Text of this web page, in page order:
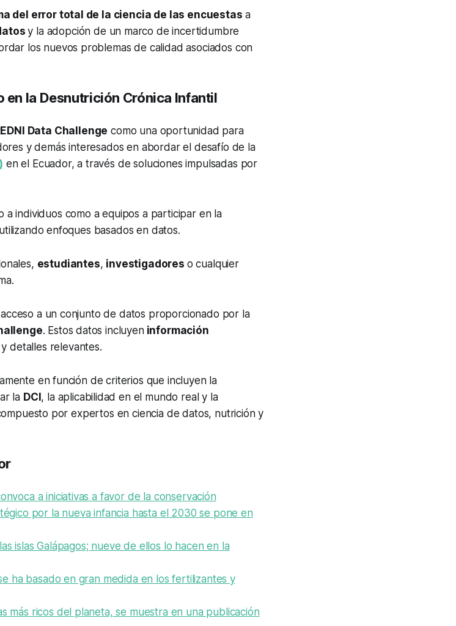
del error total de la ciencia de las encuestas a
y la adopción de un marco de incertidumbre
los nuevos problemas de calidad asociados con
en la Desnutrición Crónica Infantil
Data Challenge como una oportunidad para
y demás interesados en abordar el desafío de la
en el Ecuador, a través de soluciones impulsadas por
a individuos como a equipos a participar en la
enfoques basados en datos.
estudiantes, investigadores o cualquier
a un conjunto de datos proporcionado por la
. Estos datos incluyeninformación
y detalles relevantes.
en función de criterios que incluyen la
la DCI, la aplicabilidad en el mundo real y la
por expertos en ciencia de datos, nutrición y
a iniciativas a favor de la conservación
por la nueva infancia hasta el 2030 se pone en
islas Galápagos; nueve de ellos lo hacen en la
ha basado en gran medida en los fertilizantes y
más ricos del planeta, se muestra en una publicación